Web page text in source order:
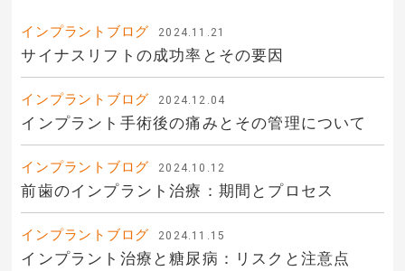
インプラントブログ 2024.11.21
サイナスリフトの成功率とその要因
インプラントブログ 2024.12.04
インプラント手術後の痛みとその管理について
インプラントブログ 2024.10.12
前歯のインプラント治療：期間とプロセス
インプラントブログ 2024.11.15
インプラント治療と糖尿病：リスクと注意点